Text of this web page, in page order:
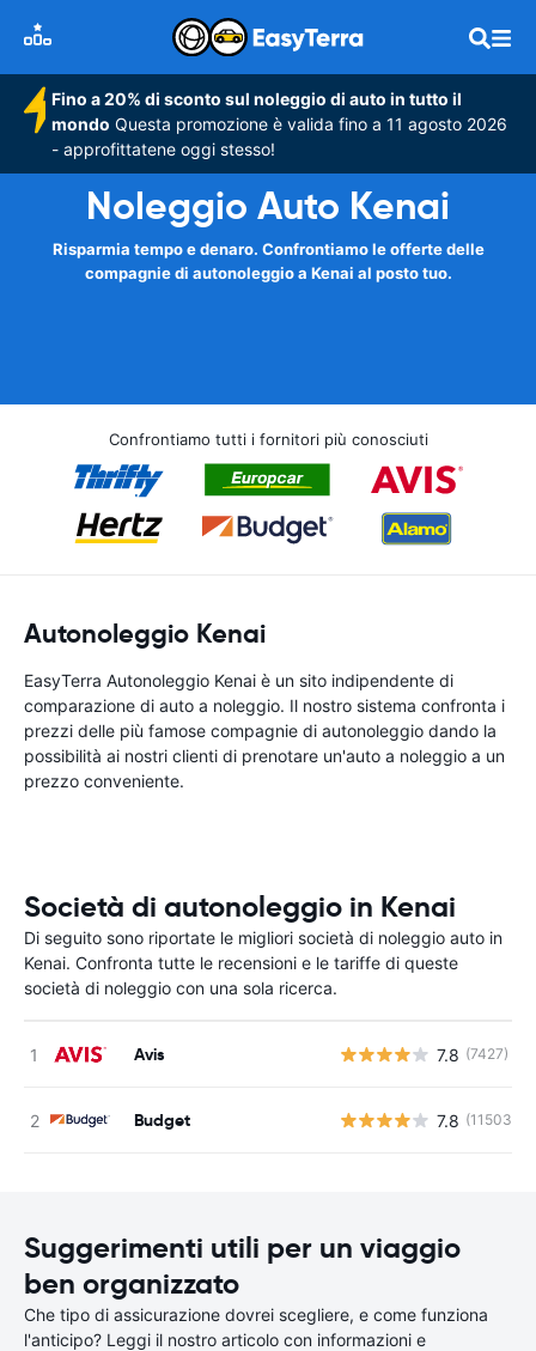
Fino a 20% di sconto sul noleggio di auto in tutto il
mondo Questa promozione è valida fino a 11 agosto 2026
- approfittatene oggi stesso!
Noleggio Auto Kenai
Risparmia tempo e denaro. Confrontiamo le offerte delle
compagnie di autonoleggio a Kenai al posto tuo.
Confrontiamo tutti i fornitori più conosciuti
Autonoleggio Kenai
EasyTerra Autonoleggio Kenai è un sito indipendente di
comparazione di auto a noleggio. Il nostro sistema confronta i
prezzi delle più famose compagnie di autonoleggio dando la
possibilità ai nostri clienti di prenotare un'auto a noleggio a un
prezzo conveniente.
Società di autonoleggio in Kenai
Di seguito sono riportate le migliori società di noleggio auto in
Kenai. Confronta tutte le recensioni e le tariffe di queste
società di noleggio con una sola ricerca.
Avis 7.8 (7427)
Budget 7.8 (11503)
Suggerimenti utili per un viaggio
ben organizzato
Che tipo di assicurazione dovrei scegliere, e come funziona
l'anticipo? Leggi il nostro articolo con informazioni e